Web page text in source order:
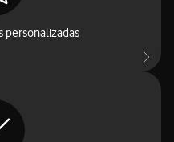
personalizadas
rápido, así accedes a lo que